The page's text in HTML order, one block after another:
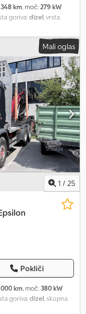
km, moč: 279 kW
goriva:dizel , vrsta
naprava, računalnik
, Scania P380 hladilni
– celoten hladilni
tovornjak Prva
Prostornina: 11.705
tovornjak s hladilno
prostora: približno
kg Nosilnost: 12.645 kg
osjo Proizvajalec:
12. 02. 2013 Celoten
Robustna in zanesljiva
izvoz. Pridržujemo si
prodaje. Ogled je
informacije nas
Mali oglas
1 / 25
Pokliči
km, moč: 380 kW
goriva:dizel, skupna